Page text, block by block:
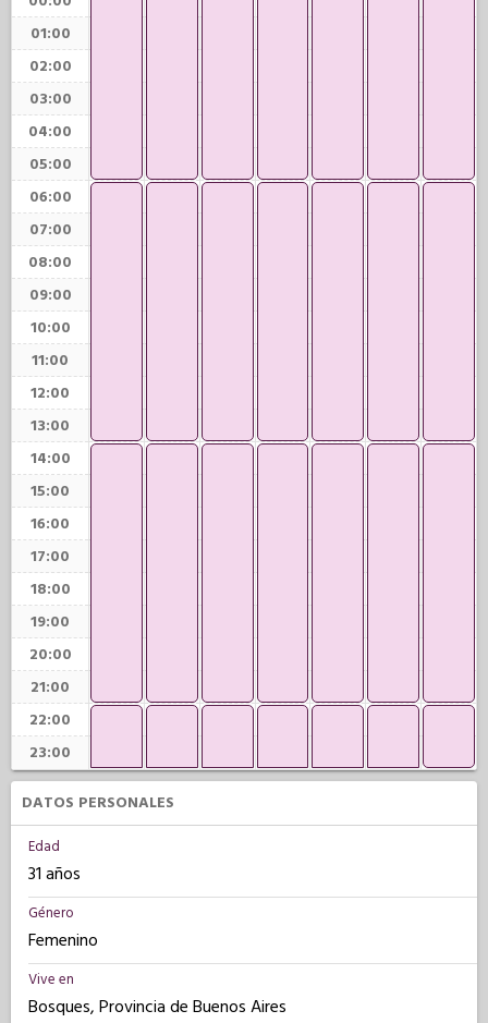
01:00
02:00
03:00
04:00
05:00
06:00
07:00
08:00
09:00
10:00
11:00
12:00
13:00
14:00
15:00
16:00
17:00
18:00
19:00
20:00
21:00
22:00
23:00
DATOS PERSONALES
Edad
31 años
Género
Femenino
Vive en
Bosques, Provincia de Buenos Aires